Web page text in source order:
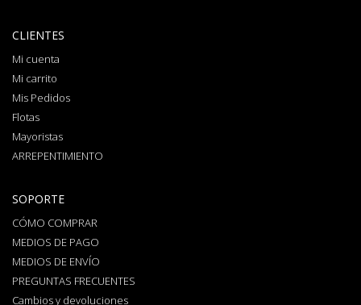
CLIENTES
Mi cuenta
Mi carrito
Mis Pedidos
Flotas
Mayoristas
ARREPENTIMIENTO
SOPORTE
CÓMO COMPRAR
MEDIOS DE PAGO
MEDIOS DE ENVÍO
PREGUNTAS FRECUENTES
Cambios y devoluciones